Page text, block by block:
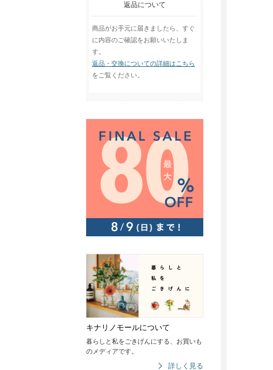
返品について
商品がお手元に届きましたら、すぐ
に内容のご確認をお願いいたしま
す。
返品・交換についての詳細はこちら
をご覧ください。
キナリノモールについて
暮らしと私をごきげんにする、お買いも
のメディアです。
詳しく見る